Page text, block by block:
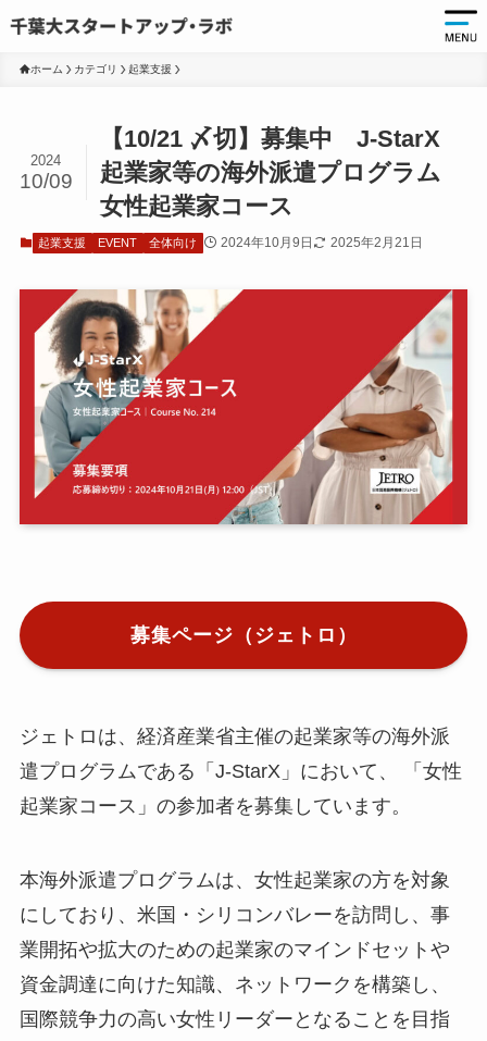
関
ホーム カテゴリ 起業支援
【10/21 〆切】募集中 J-StarX
起業家等の海外派遣プログラム
女性起業家コース
2024
10/09
起業支援 EVENT 全体向け 2024年10月9日 2025年2月21日
募集ページ（ジェトロ）
ジェトロは、経済産業省主催の起業家等の海外派
遣プログラムである「J-StarX」において、 「女性
起業家コース」の参加者を募集しています。
本海外派遣プログラムは、女性起業家の方を対象
にしており、米国・シリコンバレーを訪問し、事
業開拓や拡大のための起業家のマインドセットや
資金調達に向けた知識、ネットワークを構築し、
国際競争力の高い女性リーダーとなることを目指